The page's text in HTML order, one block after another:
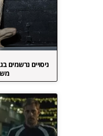
ניסויים נרשמים